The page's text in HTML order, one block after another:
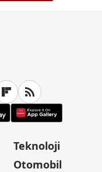
Teknoloji
Otomobil